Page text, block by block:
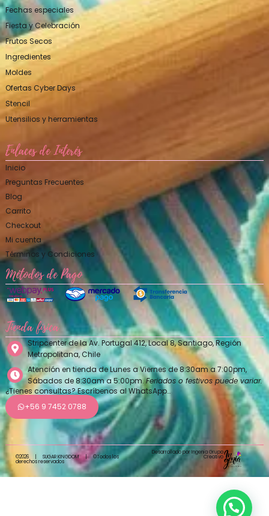
Fechas especiales
Fiesta y Celebración
Frutos Secos
Ingredientes
Moldes
Ofertas Cyber Days
Stencil
Utensilios y herramientas
Enlaces de Interés
Inicio
Preguntas Frecuentes
Blog
Carrito
Checkout
Mi cuenta
Términos y Condiciones
Métodos de Pago
Tienda física
Stripcenter de la Av. Portugal 412, Local 8, Santiago, Región
Metropolitana, Chile
Atención en tienda de Lunes a Viernes de 8:30am a 7:00pm,
Sábados de 8:30am a 5:00pm.Feriados o festivos puede variar.
¿Tienes consultas? Escríbenos al WhatsApp…
+56 9 7452 0788
©2026 SUGAR KINGDOM | ©Todos los
derechos reservados
Desarrollado por Ingenia Grupo
Creativo